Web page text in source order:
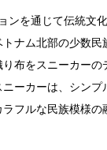
ンを通じて伝統文
ナム北部の少数民
布をスニーカー
ニーカーは、シン
フルな民族模様